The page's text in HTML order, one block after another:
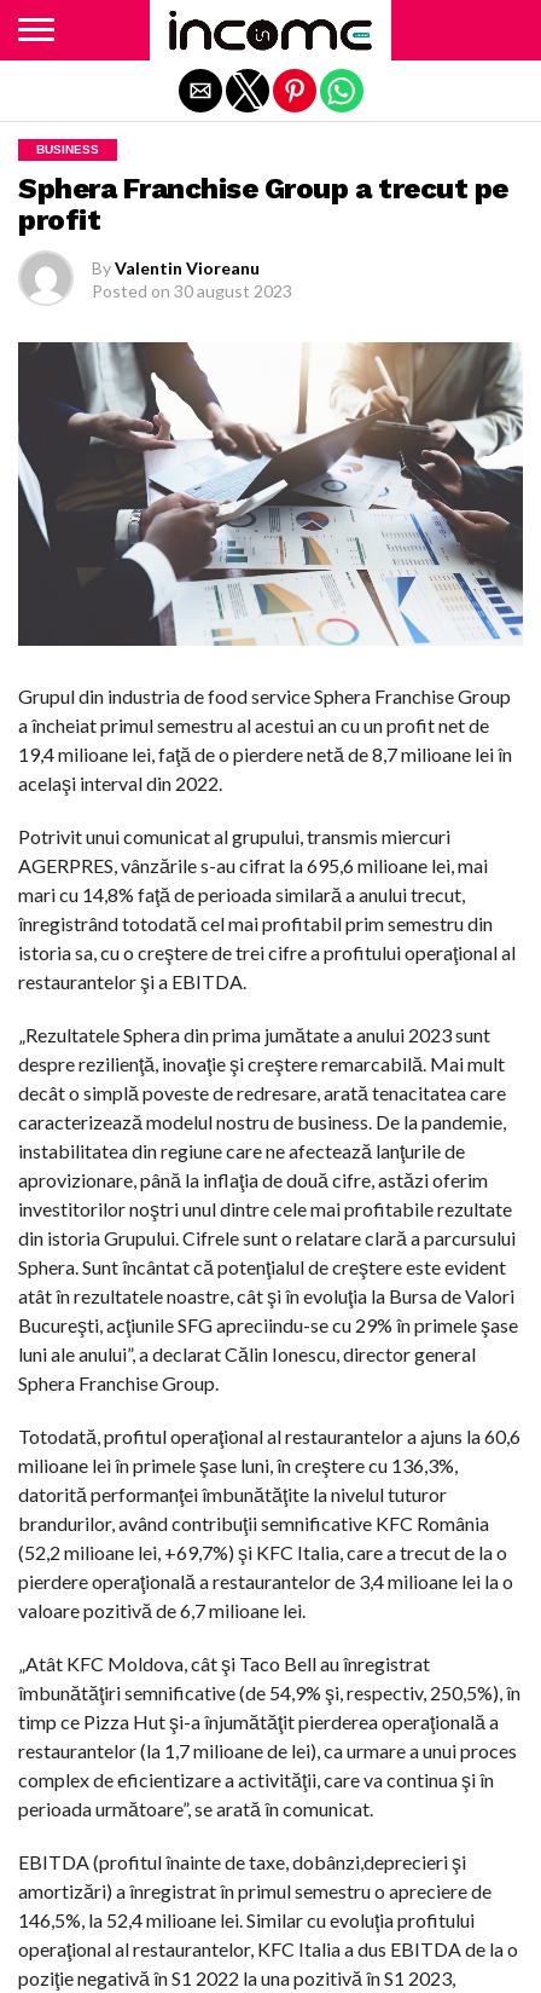
BUSINESS
Sphera Franchise Group a trecut pe
profit
ByValentin Vioreanu
Posted on 30 august 2023
Grupul din industria de food service Sphera Franchise Group
a încheiat primul semestru al acestui an cu un profit net de
19,4 milioane lei, faţă de o pierdere netă de 8,7 milioane lei în
acelaşi interval din 2022.
Potrivit unui comunicat al grupului, transmis miercuri
AGERPRES, vânzările s-au cifrat la 695,6 milioane lei, mai
mari cu 14,8% faţă de perioada similară a anului trecut,
înregistrând totodată cel mai profitabil prim semestru din
istoria sa, cu o creştere de trei cifre a profitului operaţional al
restaurantelor şi a EBITDA.
„Rezultatele Sphera din prima jumătate a anului 2023 sunt
despre rezilienţă, inovaţie şi creştere remarcabilă. Mai mult
decât o simplă poveste de redresare, arată tenacitatea care
caracterizează modelul nostru de business. De la pandemie,
instabilitatea din regiune care ne afectează lanţurile de
aprovizionare, până la inflaţia de două cifre, astăzi oferim
investitorilor noştri unul dintre cele mai profitabile rezultate
din istoria Grupului. Cifrele sunt o relatare clară a parcursului
Sphera. Sunt încântat că potenţialul de creştere este evident
atât în rezultatele noastre, cât şi în evoluţia la Bursa de Valori
Bucureşti, acţiunile SFG apreciindu-se cu 29% în primele şase
luni ale anului”, a declarat Călin Ionescu, director general
Sphera Franchise Group.
Totodată, profitul operaţional al restaurantelor a ajuns la 60,6
milioane lei în primele şase luni, în creştere cu 136,3%,
datorită performanţei îmbunătăţite la nivelul tuturor
brandurilor, având contribuţii semnificative KFC România
(52,2 milioane lei, +69,7%) şi KFC Italia, care a trecut de la o
pierdere operaţională a restaurantelor de 3,4 milioane lei la o
valoare pozitivă de 6,7 milioane lei.
„Atât KFC Moldova, cât şi Taco Bell au înregistrat
îmbunătăţiri semnificative (de 54,9% şi, respectiv, 250,5%), în
timp ce Pizza Hut şi-a înjumătăţit pierderea operaţională a
restaurantelor (la 1,7 milioane de lei), ca urmare a unui proces
complex de eficientizare a activităţii, care va continua şi în
perioada următoare”, se arată în comunicat.
EBITDA (profitul înainte de taxe, dobânzi,deprecieri şi
amortizări) a înregistrat în primul semestru o apreciere de
146,5%, la 52,4 milioane lei. Similar cu evoluţia profitului
operaţional al restaurantelor, KFC Italia a dus EBITDA de la o
poziţie negativă în S1 2022 la una pozitivă în S1 2023,
Exit mobile version